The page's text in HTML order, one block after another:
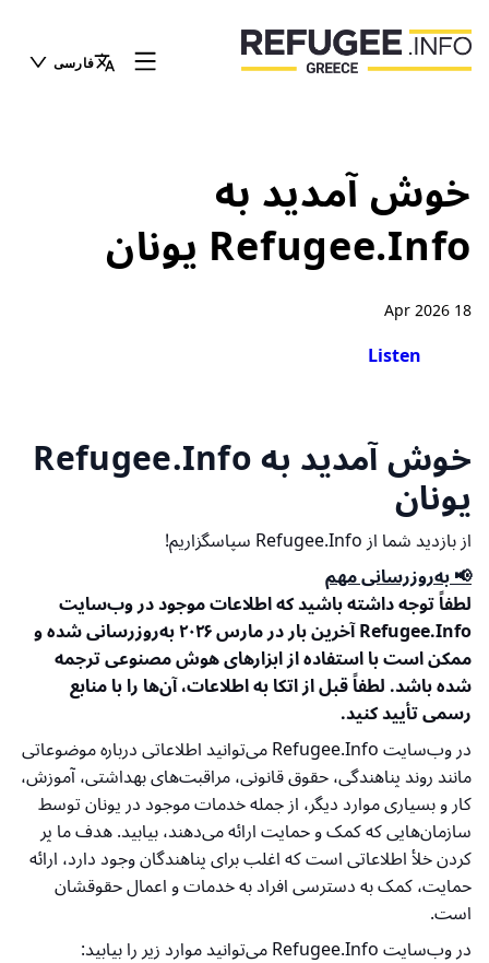
فارسی
خوش آمدید به
Refugee.Info یونان
18 Apr 2026
Listen
خوش آمدید به Refugee.Info
یونان
از بازدید شما از Refugee.Info سپاسگزاریم!
📢 به‌روزرسانی مهم
لطفاً توجه داشته باشید که اطلاعات موجود در وب‌سایت
Refugee.Info آخرین بار در مارس ۲۰۲۶ به‌روزرسانی شده و
ممکن است با استفاده از ابزارهای هوش مصنوعی ترجمه
شده باشد. لطفاً قبل از اتکا به اطلاعات، آن‌ها را با منابع
رسمی تأیید کنید.
در وب‌سایت Refugee.Info می‌توانید اطلاعاتی درباره موضوعاتی
مانند روند پناهندگی، حقوق قانونی، مراقبت‌های بهداشتی، آموزش،
کار و بسیاری موارد دیگر، از جمله خدمات موجود در یونان توسط
سازمان‌هایی که کمک و حمایت ارائه می‌دهند، بیابید. هدف ما پر
کردن خلأ اطلاعاتی است که اغلب برای پناهندگان وجود دارد، ارائه
حمایت، کمک به دسترسی افراد به خدمات و اعمال حقوقشان
است.
در وب‌سایت Refugee.Info می‌توانید موارد زیر را بیابید: